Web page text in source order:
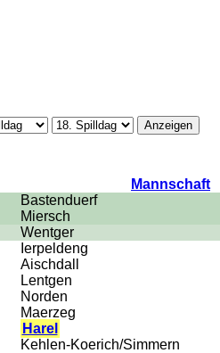
Mannschaft
Bastenduerf
Miersch
Wentger
Ierpeldeng
Aischdall
Lentgen
Norden
Maerzeg
Harel
Kehlen-Koerich/Simmern